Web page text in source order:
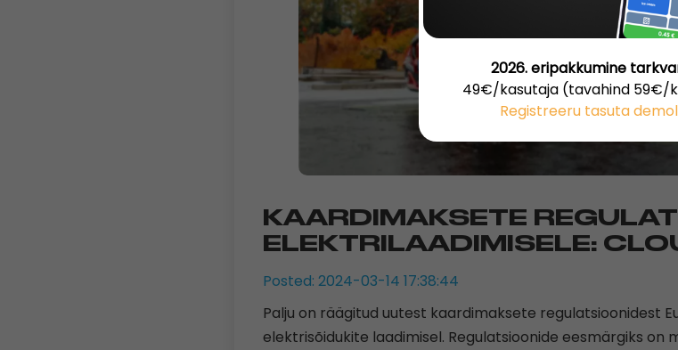
KAARDIMAKSETE
ELEKTRILAADIMISELE:
Posted: 2024-03-14 17:38:44
Palju on räägitud uutest kaardimaksete regulatsioonidest
elektrisõidukite laadimisel. Regulatsioonide eesmärgiks
2026. eripakkumine
49€/kasutaja (tavahind 59€/
Registreeru tasuta